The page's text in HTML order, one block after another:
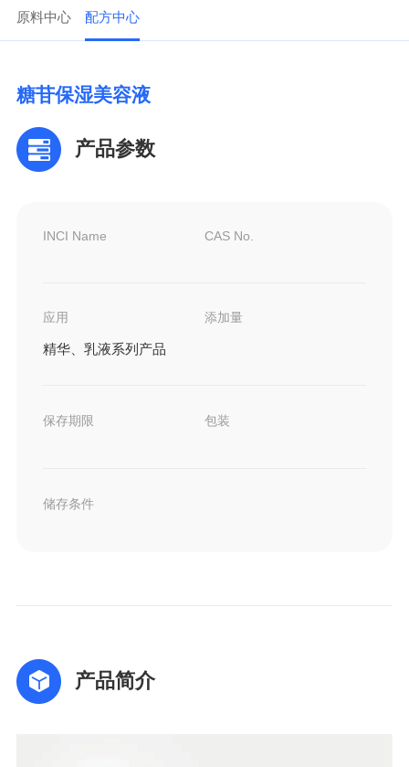
原料中心 配方中心
糖苷保湿美容液
产品参数
INCI Name CAS No.
应用
精华、乳液系列产品
添加量
保存期限 包装
储存条件
产品简介